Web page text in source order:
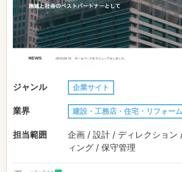
費用目安 51〜100万円
制作期間 約2ヶ月
ジャンル 企業サイト
業界 建設・工務店・住宅・リフォーム
担当範囲
企画 / 設計 / ディレクション
ィング / 保守管理